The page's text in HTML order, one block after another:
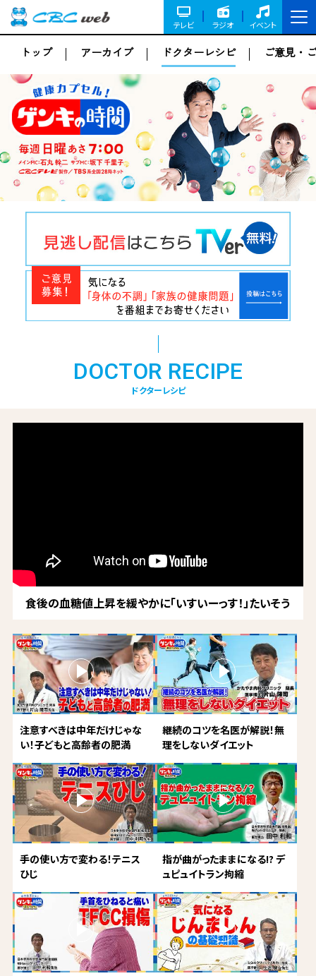
テレビ ラジオ イベント
トップ アーカイブ ドクターレシピ ご意見・
DOCTOR RECIPE
ドクターレシピ
食後の血糖値上昇を緩やかに「いすいーっす！」たいそう
注意すべきは中年だけじゃな
い！子どもと高齢者の肥満
継続のコツを名医が解説！無
理をしないダイエット
手の使い方で変わる！テニス
ひじ
指が曲がったままになる!? デ
ュピュイトラン拘縮